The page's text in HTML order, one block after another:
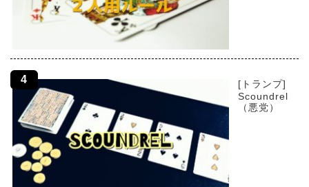
[トランプ]
Scoundrel
（悪党）